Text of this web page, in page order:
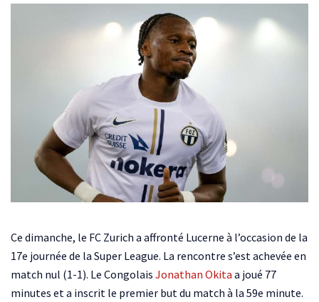
Ce dimanche, le FC Zurich a affronté Lucerne à l’occasion de la
17e journée de la Super League. La rencontre s’est achevée en
match nul (1-1). Le Congolais Jonathan Okita a joué 77
minutes et a inscrit le premier but du match à la 59e minute.